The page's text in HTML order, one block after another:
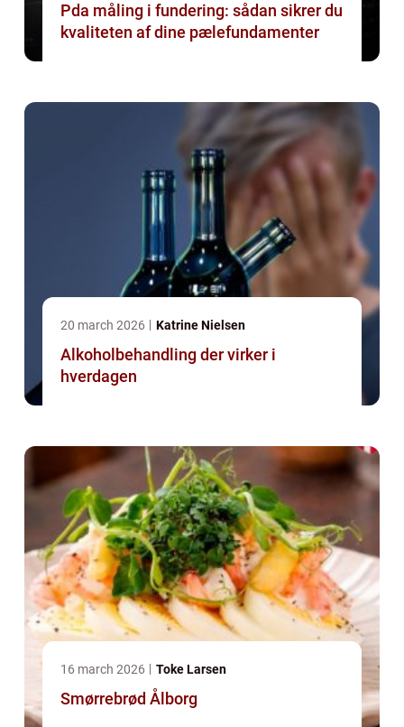
Pda måling i fundering: sådan sikrer du
kvaliteten af dine pælefundamenter
20 march 2026 Katrine Nielsen
Alkoholbehandling der virker i
hverdagen
16 march 2026 Toke Larsen
Smørrebrød Ålborg